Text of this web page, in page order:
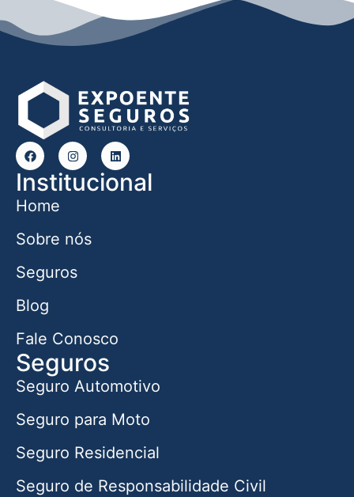
Institucional
Home
Sobre nós
Seguros
Blog
Fale Conosco
Seguros
Seguro Automotivo
Seguro para Moto
Seguro Residencial
Seguro de Responsabilidade Civil